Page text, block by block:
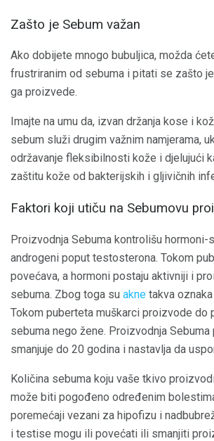
Zašto je Sebum važan
Ako dobijete mnogo bubuljica, možda
frustriranim od sebuma i pitati se zašto
ga proizvede.
Imajte na umu da, izvan držanja kose i
sebum služi drugim važnim namjerama,
održavanje fleksibilnosti kože i djelujući
zaštitu kože od bakterijskih i gljivičnih
Faktori koji utiču na Sebumovu
Proizvodnja Sebuma kontrolišu hormoni-
androgeni poput testosterona. Tokom
povećava, a hormoni postaju aktivniji i
sebuma. Zbog toga su akne takva
Tokom puberteta muškarci proizvode do
sebuma nego žene. Proizvodnja Sebuma
smanjuje do 20 godina i nastavlja da
Količina sebuma koju vaše tkivo
može biti pogođeno određenim
poremećaji vezani za hipofizu i
i testise mogu ili povećati ili smanjiti